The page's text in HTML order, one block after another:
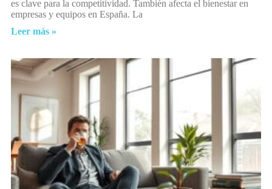
es clave para la competitividad. También afecta el bienestar en
empresas y equipos en España. La
Leer más »